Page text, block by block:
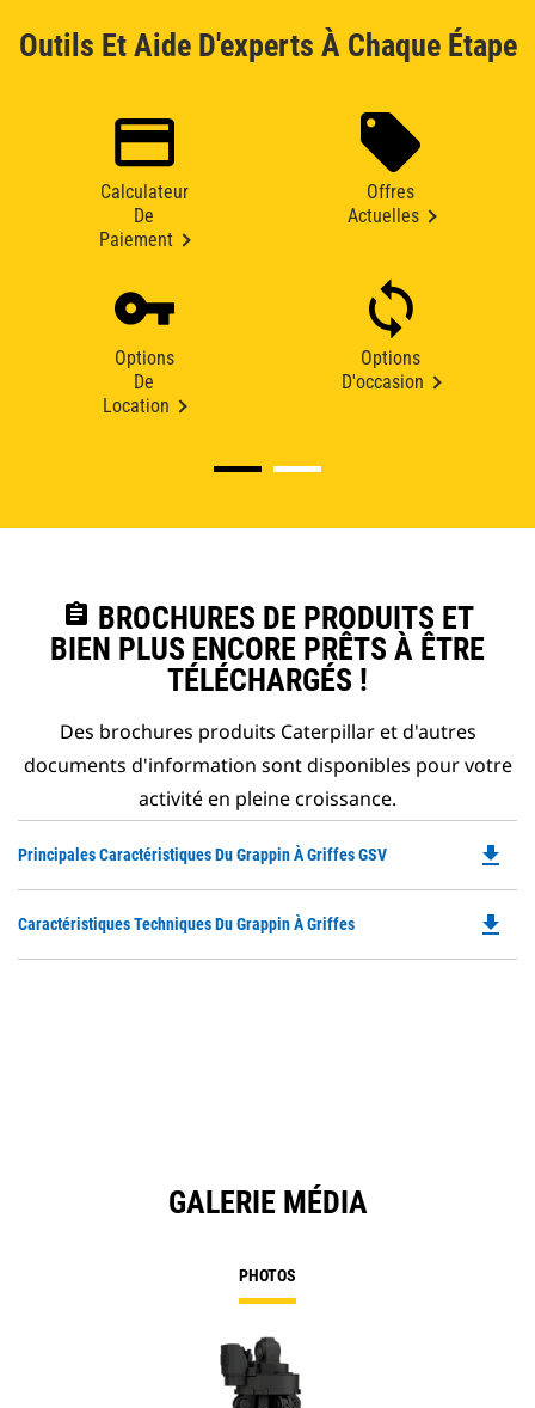
Outils Et Aide D'experts À Chaque Étape
Calculateur
De
Paiement
Offres
Actuelles
Options
De
Location
Options
D'occasion
assignment BROCHURES DE PRODUITS ET
BIEN PLUS ENCORE PRÊTS À ÊTRE
TÉLÉCHARGÉS !
Des brochures produits Caterpillar et d'autres
documents d'information sont disponibles pour votre
activité en pleine croissance.
Principales Caractéristiques Du Grappin À Griffes GSV
a
file_download
Caractéristiques Techniques Du Grappin À Griffes file_download
GALERIE MÉDIA
PHOTOS